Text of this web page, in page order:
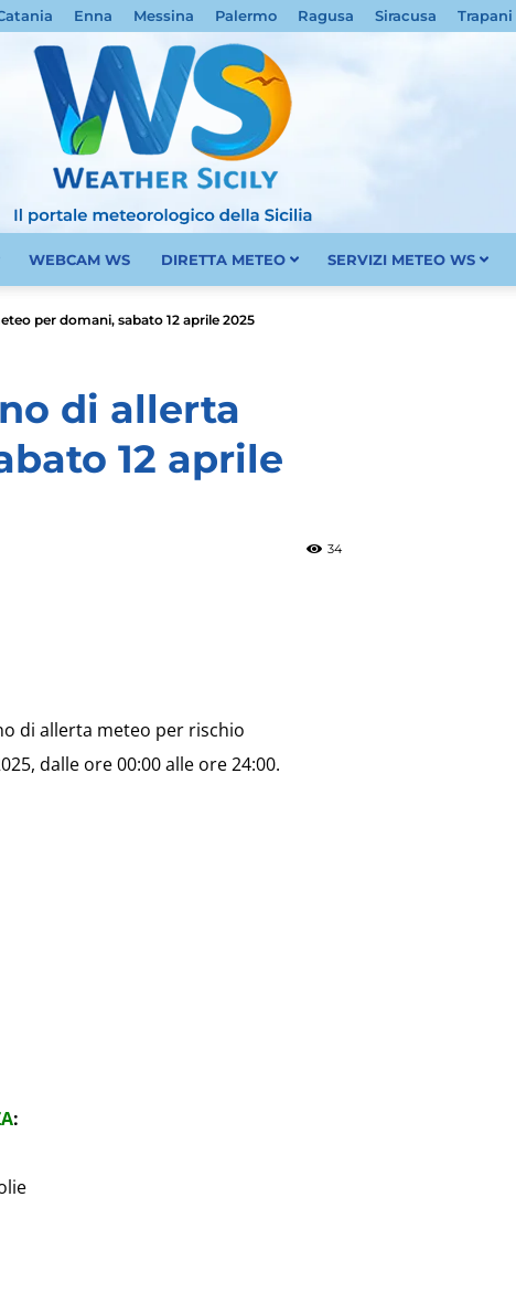
Enna Messina Palermo Ragusa Siracusa Trapani
Weather
WEBCAM WS DIRETTA METEO SERVIZI METEO WS
per domani, sabato 12 aprile 2025
di allerta
12 aprile
34
di allerta meteo per rischio
dalle ore 00:00 alle ore 24:00.
: